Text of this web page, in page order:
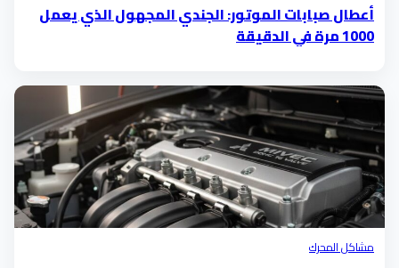
أعطال صبابات الموتور: الجندي المجهول الذي يعمل
1000 مرة في الدقيقة
مشاكل المحرك